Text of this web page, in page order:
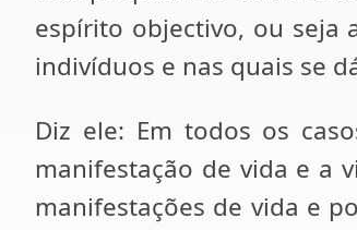
espírito objectivo, ou seja
indivíduos e nas quais se
Diz ele: Em todos os
manifestação de vida e a
manifestações de vida e